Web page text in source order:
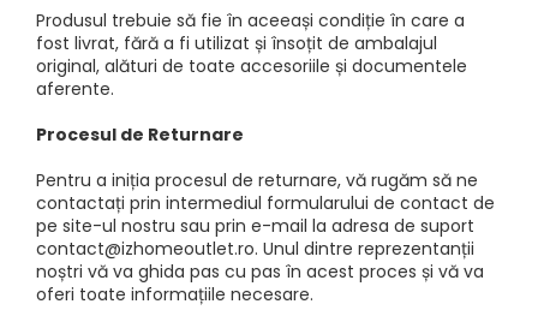
Produsul trebuie să fie în aceeași condiție în care a
fost livrat, fără a fi utilizat și însoțit de ambalajul
original, alături de toate accesoriile și documentele
aferente.
Procesul de Returnare
Pentru a iniția procesul de returnare, vă rugăm să ne
contactați prin intermediul formularului de contact de
pe site-ul nostru sau prin e-mail la adresa de suport
contact@izhomeoutlet.ro. Unul dintre reprezentanții
noștri vă va ghida pas cu pas în acest proces și vă va
oferi toate informațiile necesare.